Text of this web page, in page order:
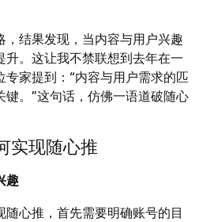
结果发现，当内容与用户兴趣
。这让我不禁联想到去年在一
家提到：“内容与用户需求的匹
。”这句话，仿佛一语道破随心
实现随心推
趣
心推，首先需要明确账号的目